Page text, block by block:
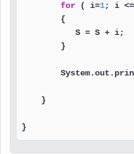
for ( i=1; i <=
        {
           S = S + i;
        }
    }
}